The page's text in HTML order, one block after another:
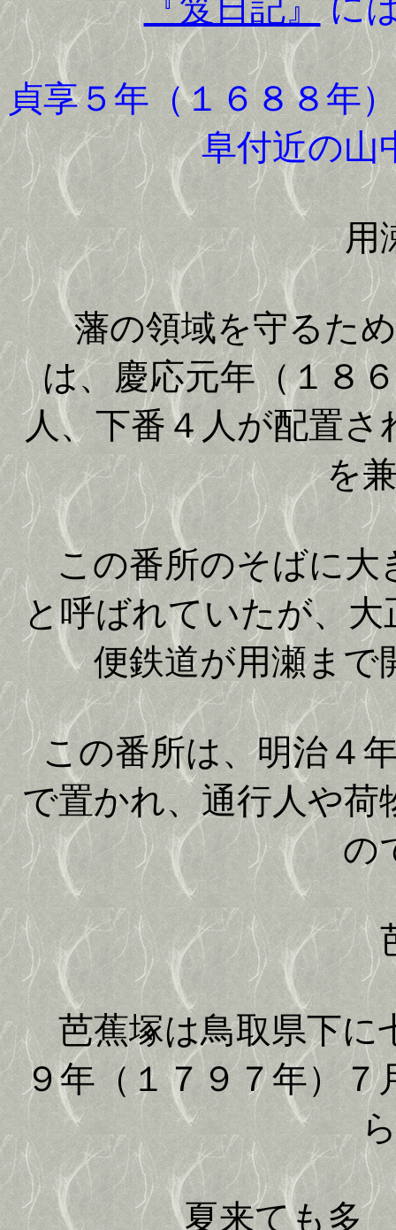
『笈日記』に
貞享５年（１６８８年
阜付近の山
用
藩の領域を守るた
は、慶応元年（１８
人、下番４人が配置さ
を
この番所のそばに大
と呼ばれていたが、
便鉄道が用瀬まで
この番所は、明治４年
で置かれ、通行人や荷
の
芭蕉塚は鳥取県下に
９年（１７９７年）
夏来ても多